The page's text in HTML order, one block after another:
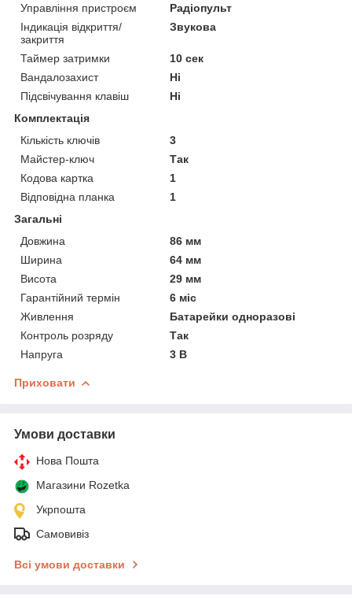
Управління пристроєм
Радіопульт
Індикація відкриття/
закриття
Звукова
Таймер затримки
10 сек
Вандалозахист
Ні
Підсвічування клавіш
Ні
Комплектація
Кількість ключів
3
Майстер-ключ
Так
Кодова картка
1
Відповідна планка
1
Загальні
Довжина
86 мм
Ширина
64 мм
Висота
29 мм
Гарантійний термін
6 міс
Живлення
Батарейки одноразові
Контроль розряду
Так
Напруга
3 В
Приховати
Умови доставки
Нова Пошта
Магазини Rozetka
Укрпошта
Самовивіз
Всі умови доставки